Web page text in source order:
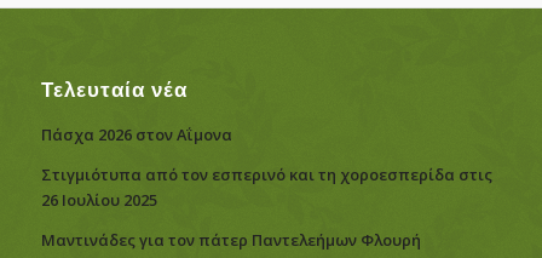
Τελευταία νέα
Πάσχα 2026 στον Αΐμονα
Στιγμιότυπα από τον εσπερινό και τη χοροεσπερίδα στις
26 Ιουλίου 2025
Μαντινάδες για τον πάτερ Παντελεήμων Φλουρή